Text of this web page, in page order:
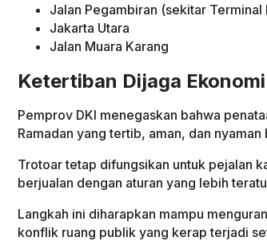
Jalan Pegambiran (sekitar Terminal
Jakarta Utara
Jalan Muara Karang
Ketertiban Dijaga
Pemprov DKI menegaskan bahwa
Ramadan yang tertib, aman, dan
Trotoar tetap difungsikan untuk pejalan
berjualan dengan aturan yang lebih
Langkah ini diharapkan mampu
konflik ruang publik yang kerap terjadi